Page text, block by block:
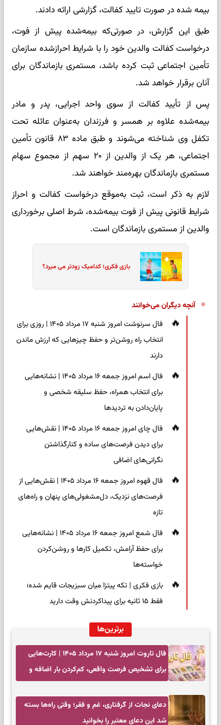
بیمه شده در صورت تایید کفالت، گزارشی ارائه دادند.
طبق این گزارش، در صورتی‌که بیمه‌شده پیش از فوت،
درخواست کفالت والدین خود را با شرایط احرازشده سازمان
تأمین اجتماعی ثبت کرده باشد، مستمری بازماندگان برای
آنان برقرار خواهد شد.
پس از تأیید کفالت از سوی واحد اجرایی، پدر و مادر
بیمه‌شده علاوه بر همسر و فرزندان به‌عنوان عائله تحت
تکفل وی شناخته می‌شوند و طبق ماده ۸۳ قانون تأمین
اجتماعی، هر یک از والدین از ۲۰ سهم از مجموع سهام
مستمری بازماندگان بهره‌مند خواهند شد.
لازم به ذکر است، ثبت به‌موقع درخواست کفالت و احراز
شرایط قانونی پیش از فوت بیمه‌شده، شرط اصلی برخورداری
والدین از مستمری بازماندگان است.
بازی فکری؛ کدامیک زودتر می میرد؟
آنچه دیگران می‌خوانند
فال سرنوشت امروز شنبه ۱۷ مرداد ۱۴۰۵ | روزی برای
انتخاب راه روشن‌تر و حفظ چیزهایی که ارزش ماندن
دارند
فال اسم امروز جمعه ۱۶ مرداد ۱۴۰۵ | نشانه‌هایی
برای انتخاب همراه، حفظ سلیقه شخصی و
پایان‌دادن به تردیدها
فال چای امروز جمعه ۱۶ مرداد ۱۴۰۵ | نقش‌هایی
برای دیدن فرصت‌های ساده و کنارگذاشتن
نگرانی‌های اضافی
فال قهوه امروز جمعه ۱۶ مرداد ۱۴۰۵ | نقش‌هایی از
فرصت‌های نزدیک، دل‌مشغولی‌های پنهان و راه‌های
تازه
فال شمع امروز جمعه ۱۶ مرداد ۱۴۰۵ | نشانه‌هایی
برای حفظ آرامش، تکمیل کارها و روشن‌کردن
خواسته‌ها
بازی فکری | تکه پیتزا میان سبزیجات قایم شده؛
فقط ۱۵ ثانیه برای پیداکردنش وقت دارید
برترین‌ها
فال تاروت امروز شنبه ۱۷ مرداد ۱۴۰۵ | کارت‌هایی
برای تشخیص فرصت واقعی، کم‌کردن بار اضافه و
دعای نجات از گرفتاری، غم و فقر؛ وقتی راه‌ها بسته
شد این دعای معتبر را بخوانید